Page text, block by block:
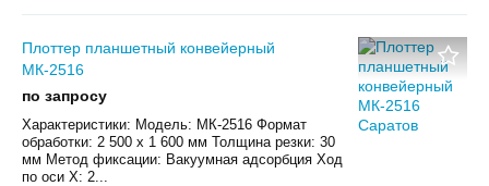
Плоттер планшетный конвейерный
МК-2516
по запросу
Характеристики: Модель: МК-2516 Формат
обработки: 2 500 х 1 600 мм Толщина резки: 30
мм Метод фиксации: Вакуумная адсорбция Ход
по оси X: 2...